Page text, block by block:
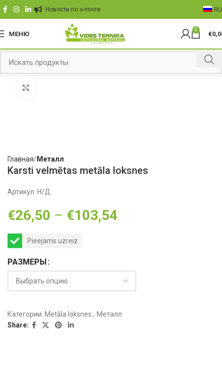
Hовости по э-почте RU
МЕНЮ
0
€
Главная Металл
Karsti velmētas metāla loksnes
Артикул: Н/Д
€26,50 – €103,54
Pieejams uzreiz
РАЗМЕРЫ
Категории: Metāla loksnes, Металл
Share: